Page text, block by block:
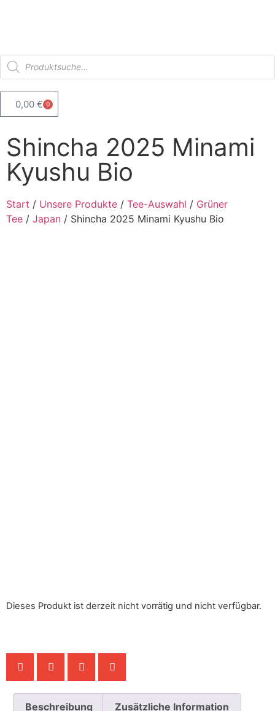
0,00 € 0
Shincha 2025 Minami
Kyushu Bio
Start / Unsere Produkte / Tee-Auswahl / Grüner
Tee / Japan / Shincha 2025 Minami Kyushu Bio
Dieses Produkt ist derzeit nicht vorrätig und nicht verfügbar.
Beschreibung Zusätzliche Information